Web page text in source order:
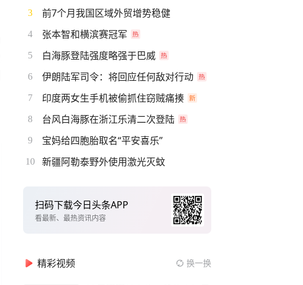
3 前7个月我国区域外贸增势稳健
4 张本智和横滨赛冠军
5 白海豚登陆强度略强于巴威
6 伊朗陆军司令：将回应任何敌对行动
7 印度两女生手机被偷抓住窃贼痛揍
8 台风白海豚在浙江乐清二次登陆
9 宝妈给四胞胎取名“平安喜乐”
10 新疆阿勒泰野外使用激光灭蚊
扫码下载今日头条APP
看最新、最热资讯内容
精彩视频 换一换